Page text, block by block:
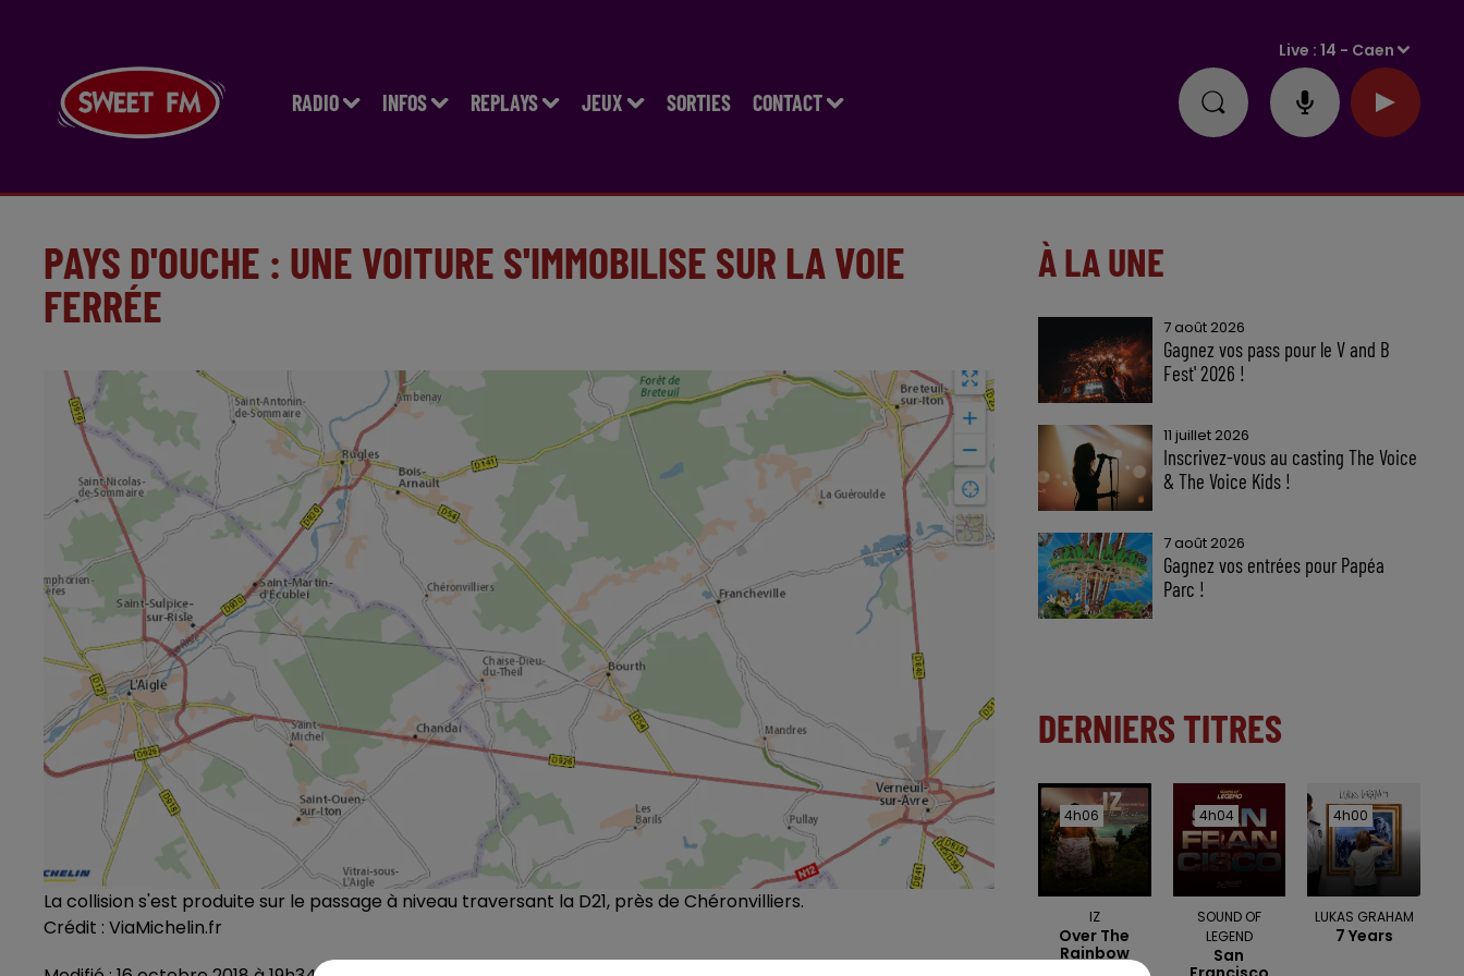
RADIO INFOS REPLAYS JEUX SORTIES CONTACT
Live :14 - Caen
PAYS D'OUCHE : UNE VOITURE S'IMMOBILISE SUR LA VOIE
FERRÉE
La collision s'est produite sur le passage à niveau traversant la D21, près de Chéronvilliers.
Crédit : ViaMichelin.fr
À LA UNE
7 août 2026
Gagnez vos pass pour le V and B
Fest' 2026 !
11 juillet 2026
Inscrivez-vous au casting The Voice
& The Voice Kids !
7 août 2026
Gagnez vos entrées pour Papéa
Parc !
DERNIERS TITRES
4h06
4h06
IZ
Over The
Rainbow
4h04
4h04
SOUND OF
LEGEND
San
4h00
4h00
LUKAS GRAHAM
7 Years